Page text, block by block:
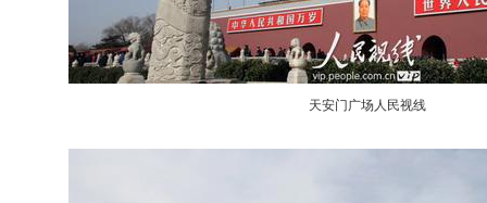
天安门广场人民视线